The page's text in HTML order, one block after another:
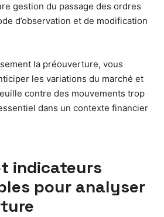
gestion du passage des ordres
d’observation et de modification
la préouverture, vous
les variations du marché et
contre des mouvements trop
dans un contexte financier
indicateurs
pour analyser